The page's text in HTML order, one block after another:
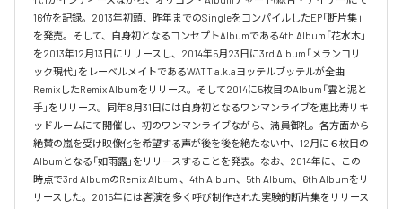
16位を記録。2013年初頭、昨年までのSingleをコンパイルしたEP「断片集」
を発売。そして、自身初となるコンセプトAlbumである4th Album「花水木」
を2013年12月13日にリリースし、2014年5月23日に3rd Album「メランコリ
ック現代」をレーベルメイトであるWATT a.k.aヨッテルブッテルが全曲
RemixしたRemix Albumをリリース。そして2014に5枚目のAlbum「雲と泥と
手」をリリース。同年8月31日には自身初となるワンマンライブを恵比寿リキ
ッドルームにて開催し、初のワンマンライブながら、満員御礼。各方面から
絶賛の嵐を受け映像化を希望する声が後を後を絶たない中、12月に６枚目の
Albumとなる「如雨露」をリリースすることを発表。なお、2014年に、この
時点で3rd AlbumのRemix Album 、4th Album、5th Album、6th Albumをリ
リースした。2015年には客演を多く呼び制作された実験的断片集をリリース